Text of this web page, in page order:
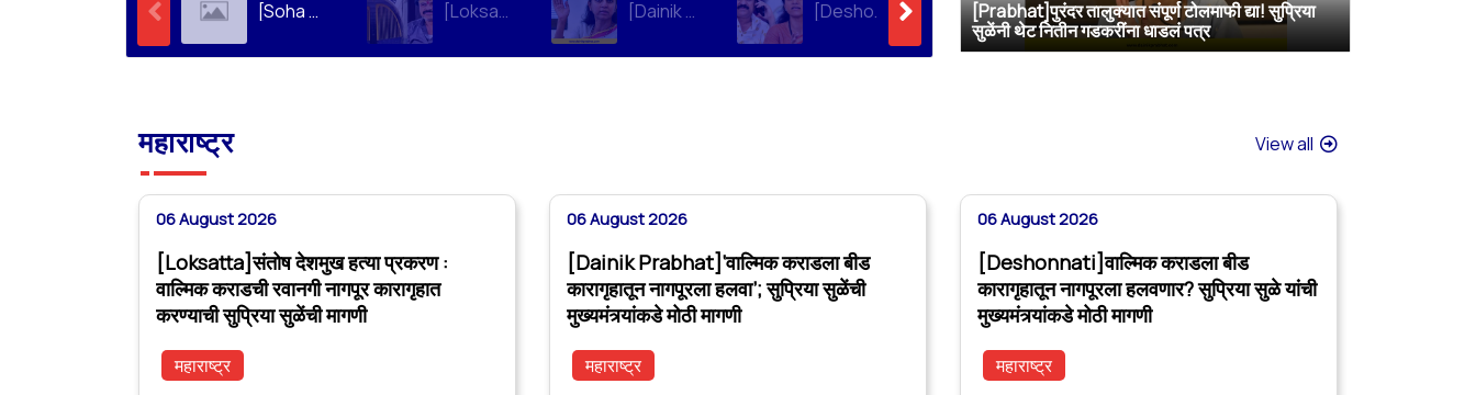
[Soha Ali Khan]Supriya Sule on Family, Power & Politics | Soha Ali Khan | Supriya Sule | All About Her [Loksatta]संतोष देशमुख हत्या प्रकरण : वाल्मिक कराडची रवानगी नागपूर कारागृहात करण्याची सुप्रिया सुळेंची मागणी [Dainik Prabhat]‘वाल्मिक कराडला बीड कारागृहातून नागपूरला हलवा’; सुप्रिया सुळेंची मुख्यमंत्र्यांकडे मोठी मागणी [Deshonnati]वाल्मिक कराडला बीड कारागृहातून नागपूरला हलवणार? सुप्रिया सुळे यांची मुख्यमंत्र्यांकडे मोठी मागणी [TV9 Marathi]मोठी बातमी! वाल्मिक कराडच्या अडचणी वाढल्या? सुप्रिया सुळेंच्या त्या ट्विटने मोठी खळबळ, कराडला आता थेट… [Sakal]वाल्मिक कराडला बीडच्या जेलमध्ये विशेष सुविधा; खासदार सुप्रिया सुळेंनी मुख्यमंत्र्यांकडे केली मोठी मागणी
[Prabhat]पुरंदर तालुक्यात संपूर्ण टोलमाफी द्या! सुप्रिया
सुळेंनी थेट नितीन गडकरींना धाडलं पत्र
महाराष्ट्र View all
06 August 2026
[Loksatta]संतोष देशमुख हत्या प्रकरण :
वाल्मिक कराडची रवानगी नागपूर कारागृहात
करण्याची सुप्रिया सुळेंची मागणी
महाराष्ट्र
06 August 2026
[Dainik Prabhat]‘वाल्मिक कराडला बीड
कारागृहातून नागपूरला हलवा’; सुप्रिया सुळेंची
मुख्यमंत्र्यांकडे मोठी मागणी
महाराष्ट्र
06 August 2026
[Deshonnati]वाल्मिक कराडला बीड
कारागृहातून नागपूरला हलवणार? सुप्रिया सुळे यांची
मुख्यमंत्र्यांकडे मोठी मागणी
महाराष्ट्र